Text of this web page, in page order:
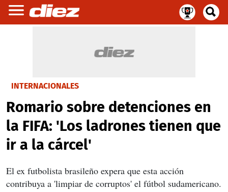
INTERNACIONALES
Romario sobre detenciones en
la FIFA: 'Los ladrones tienen que
ir a la cárcel'
El ex futbolista brasileño expera que esta acción
contribuya a 'limpiar de corruptos' el fútbol sudamericano.